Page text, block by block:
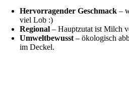
Hervorragender Geschmack –
viel Lob :)
Regional – Hauptzutat ist Milch
Umweltbewusst– ökologisch
im Deckel.